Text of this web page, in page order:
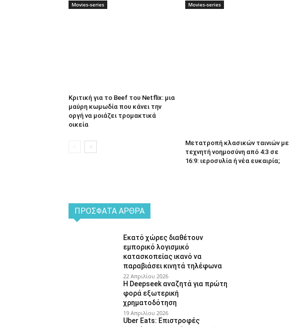
Movies-series
Κριτική για το Beef του Netflix: μια
μαύρη κωμωδία που κάνει την
οργή να μοιάζει τρομακτικά
οικεία
Movies-series
Μετατροπή κλασικών ταινιών με
τεχνητή νοημοσύνη από 4:3 σε
16:9: ιεροσυλία ή νέα ευκαιρία;
ΠΡΌΣΦΑΤΑ ΆΡΘΡΑ
Εκατό χώρες διαθέτουν
εμπορικό λογισμικό
κατασκοπείας ικανό να
παραβιάσει κινητά τηλέφωνα
22 Απριλίου 2026
Η Deepseek αναζητά για πρώτη
φορά εξωτερική
χρηματοδότηση
19 Απριλίου 2026
Uber Eats: Επιστροφές